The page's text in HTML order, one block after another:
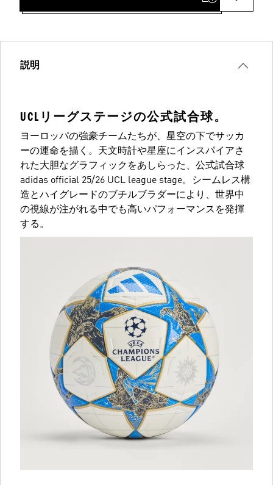
説明
UCLリーグステージの公式試合球。
ヨーロッパの強豪チームたちが、星空の下でサッカ
ーの運命を描く。天文時計や星座にインスパイアさ
れた大胆なグラフィックをあしらった、公式試合球
adidas official 25/26 UCL league stage。シームレス構
造とハイグレードのブチルブラダーにより、世界中
の視線が注がれる中でも高いパフォーマンスを発揮
する。